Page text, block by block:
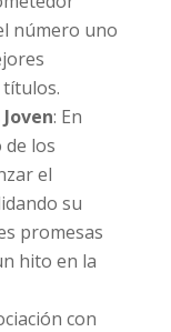
número uno
: En
de los
el
su
promesas
hito en la
con